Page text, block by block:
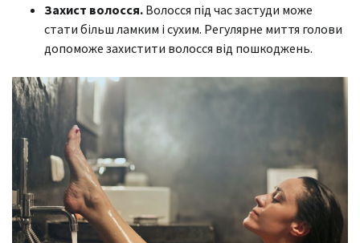
Захист волосся. Волосся під час застуди може
стати більш ламким і сухим. Регулярне миття голови
допоможе захистити волосся від пошкоджень.